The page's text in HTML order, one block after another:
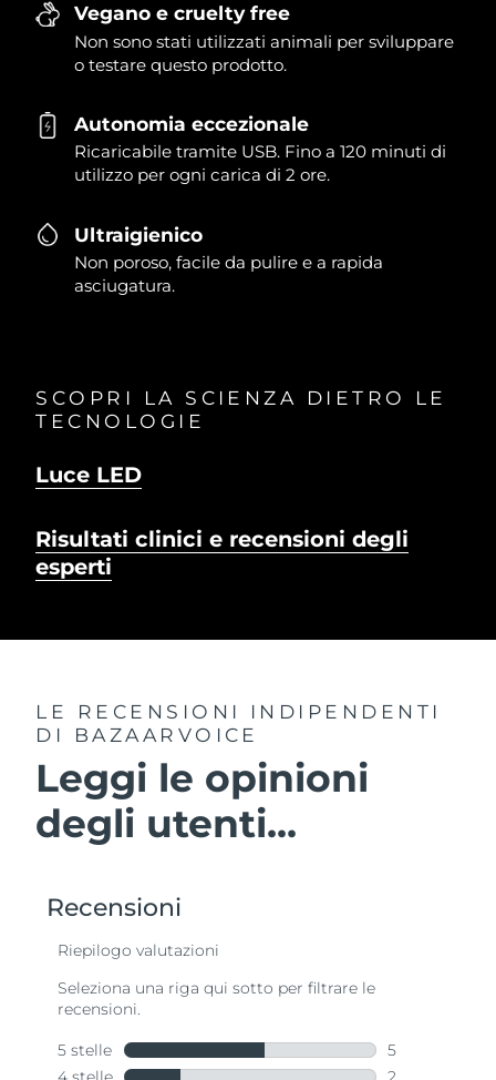
Vegano e cruelty free
Non sono stati utilizzati animali per sviluppare
o testare questo prodotto.
Autonomia eccezionale
Ricaricabile tramite USB. Fino a 120 minuti di
utilizzo per ogni carica di 2 ore.
Ultraigienico
Non poroso, facile da pulire e a rapida
asciugatura.
SCOPRI LA SCIENZA DIETRO LE
TECNOLOGIE
Luce LED
Risultati clinici e recensioni degli
esperti
LE RECENSIONI INDIPENDENTI
DI BAZAARVOICE
Leggi le opinioni
degli utenti...